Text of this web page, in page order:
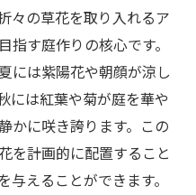
々の草花を取り入れるア
指す庭作りの核心です。
には紫陽花や朝顔が涼し
には紅葉や菊が庭を華や
かに咲き誇ります。この
を計画的に配置すること
えることができます。